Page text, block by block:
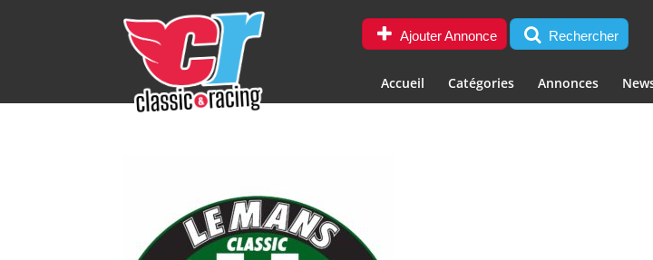
Ajouter Annonce Rechercher
Accueil Catégories Annonces